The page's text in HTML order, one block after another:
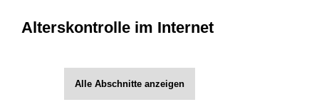
Alterskontrolle im Internet
Alle Abschnitte anzeigen